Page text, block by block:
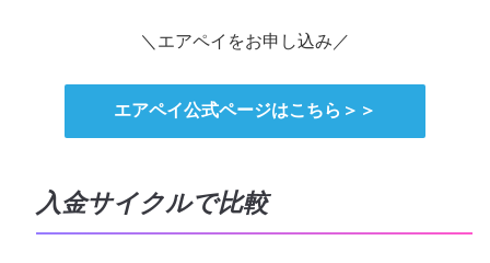
＼エアペイをお申し込み／
エアペイ公式ページはこちら＞＞
入金サイクルで比較